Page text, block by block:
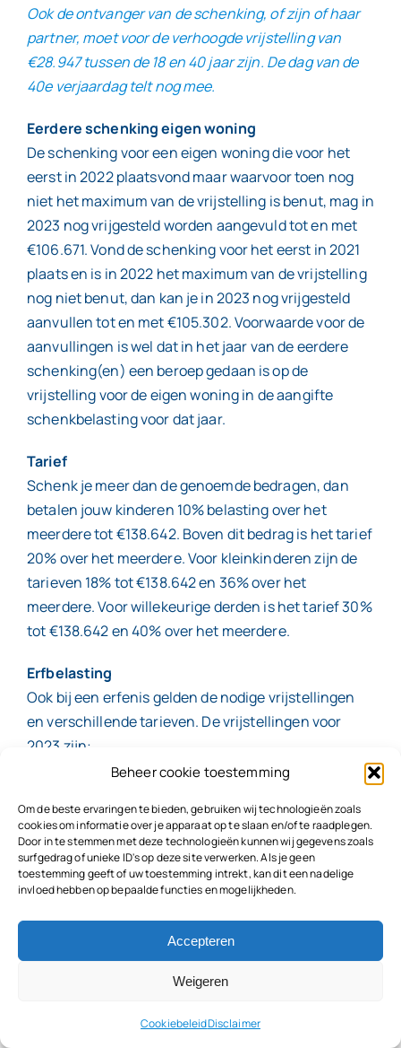
Beheer cookie toestemming
Om de beste ervaringen te bieden, gebruiken wij technologieën zoals
cookies om informatie over je apparaat op te slaan en/of te raadplegen.
Door in te stemmen met deze technologieën kunnen wij gegevens zoals
surfgedrag of unieke ID's op deze site verwerken. Als je geen
toestemming geeft of uw toestemming intrekt, kan dit een nadelige
invloed hebben op bepaalde functies en mogelijkheden.
Accepteren
Weigeren
CookiebeleidDisclaimer
Ook de ontvanger van de schenking, of zijn of haar
partner, moet voor de verhoogde vrijstelling van
€28.947 tussen de 18 en 40 jaar zijn. De dag van de
40e verjaardag telt nog mee.
Eerdere schenking eigen woning
De schenking voor een eigen woning die voor het
eerst in 2022 plaatsvond maar waarvoor toen nog
niet het maximum van de vrijstelling is benut, mag in
2023 nog vrijgesteld worden aangevuld tot en met
€106.671. Vond de schenking voor het eerst in 2021
plaats en is in 2022 het maximum van de vrijstelling
nog niet benut, dan kan je in 2023 nog vrijgesteld
aanvullen tot en met €105.302. Voorwaarde voor de
aanvullingen is wel dat in het jaar van de eerdere
schenking(en) een beroep gedaan is op de
vrijstelling voor de eigen woning in de aangifte
schenkbelasting voor dat jaar.
Tarief
Schenk je meer dan de genoemde bedragen, dan
betalen jouw kinderen 10% belasting over het
meerdere tot €138.642. Boven dit bedrag is het tarief
20% over het meerdere. Voor kleinkinderen zijn de
tarieven 18% tot €138.642 en 36% over het
meerdere. Voor willekeurige derden is het tarief 30%
tot €138.642 en 40% over het meerdere.
Erfbelasting
Ook bij een erfenis gelden de nodige vrijstellingen
en verschillende tarieven. De vrijstellingen voor
2023 zijn:
kind, kleinkind: €22.918;
invalide kind: €68.740;
ouders (samen): €54.270;
overig: €2.418.
Tarief erfbelasting
Het tarief over het belaste deel bedraagt voor
echtgenoten, partners en kinderen tot €138.642
dit tarief 18% tot €138.642, over het meerdere 36%.